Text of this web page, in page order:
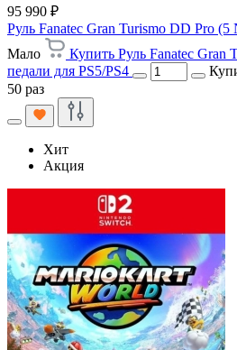
95 990 ₽
Руль Fanatec Gran Turismo DD Pro (5
Мало
Купить Руль Fanatec Gran
педали для PS5/PS4
50 раз
Хит
Акция